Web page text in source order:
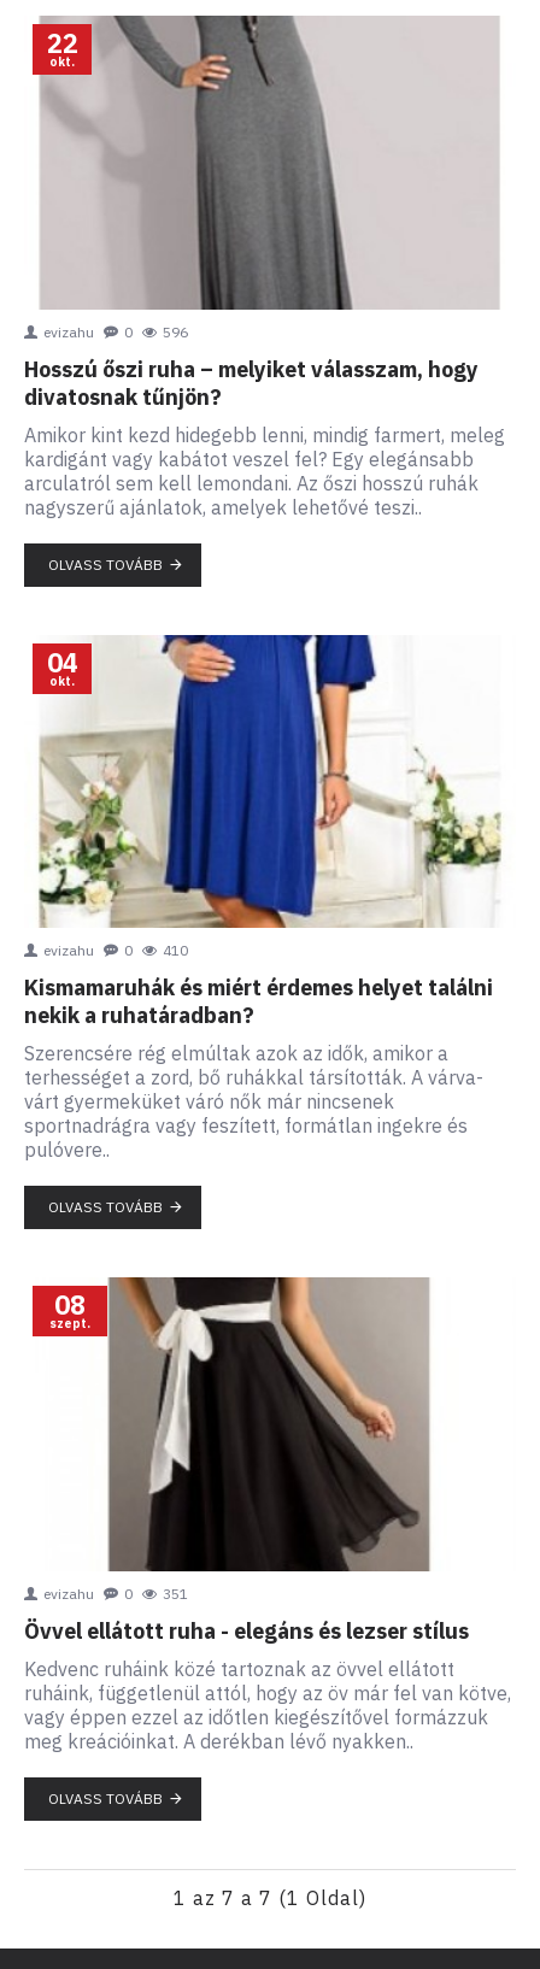
22
okt.
evizahu 0 596
Hosszú őszi ruha – melyiket válasszam, hogy
divatosnak tűnjön?
Amikor kint kezd hidegebb lenni, mindig farmert, meleg
kardigánt vagy kabátot veszel fel? Egy elegánsabb
arculatról sem kell lemondani. Az őszi hosszú ruhák
nagyszerű ajánlatok, amelyek lehetővé teszi..
OLVASS TOVÁBB
04
okt.
evizahu 0 410
Kismamaruhák és miért érdemes helyet találni
nekik a ruhatáradban?
Szerencsére rég elmúltak azok az idők, amikor a
terhességet a zord, bő ruhákkal társították. A várva-
várt gyermeküket váró nők már nincsenek
sportnadrágra vagy feszített, formátlan ingekre és
pulóvere..
OLVASS TOVÁBB
08
szept.
evizahu 0 351
Övvel ellátott ruha - elegáns és lezser stílus
Kedvenc ruháink közé tartoznak az övvel ellátott
ruháink, függetlenül attól, hogy az öv már fel van kötve,
vagy éppen ezzel az időtlen kiegészítővel formázzuk
meg kreációinkat. A derékban lévő nyakken..
OLVASS TOVÁBB
1 az 7 a 7 (1 Oldal)